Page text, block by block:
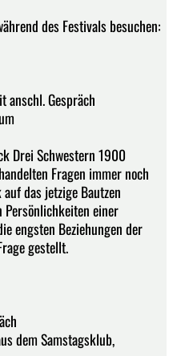
des Festivals besuchen:
anschl. Gespräch
Drei Schwestern 1900
Fragen immer noch
das jetzige Bautzen
Persönlichkeiten einer
engsten Beziehungen der
gestellt.
dem Samstagsklub,